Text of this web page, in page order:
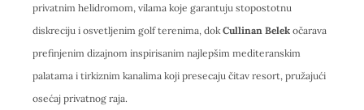
privatnim helidromom, vilama koje garantuju stopostotnu
diskreciju i osvetljenim golf terenima, dok Cullinan Belek očarava
prefinjenim dizajnom inspirisanim najlepšim mediteranskim
palatama i tirkiznim kanalima koji presecaju čitav resort, pružajući
osećaj privatnog raja.